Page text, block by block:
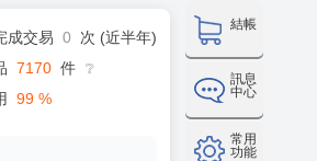
結帳
訊息
中心
常用
功能
成交易 0
次 (近半年)
7170 件 ❔
99 %